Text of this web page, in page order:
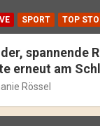
SPORT TOP
spannende
erneut am
Rössel